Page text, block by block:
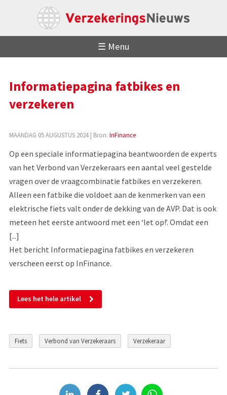
☰ Menu
Informatiepagina fatbikes en
verzekeren
MAANDAG 05 AUGUSTUS 2024| Bron: InFinance
Op een speciale informatiepagina beantwoorden de experts
van het Verbond van Verzekeraars een aantal veel gestelde
vragen over de vraagcombinatie fatbikes en verzekeren.
Alleen een fatbike die voldoet aan de kenmerken van een
elektrische fiets valt onder de dekking van de AVP. Dat is ook
meteen het eerste antwoord met een ‘let op!’. Omdat een
[...]
Het bericht Informatiepagina fatbikes en verzekeren
verscheen eerst op InFinance.
Lees het hele artikel
Fiets Verbond van Verzekeraars Verzekeraar